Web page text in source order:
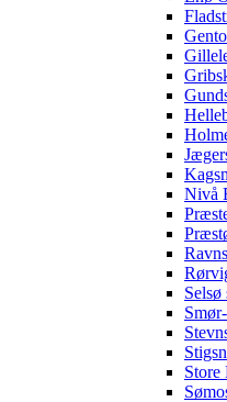
Nivå
Selsø
Store